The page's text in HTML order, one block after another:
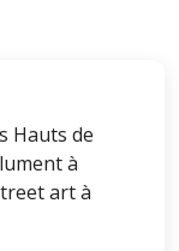
Hauts de
à
art à